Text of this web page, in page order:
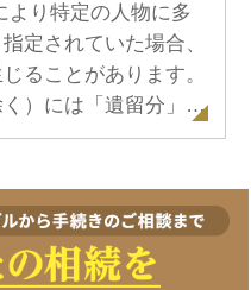
より特定の人物に多
定されていた場合、
ることがあります。
く）には「遺留分」…